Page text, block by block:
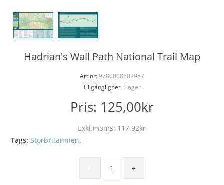
Hadrian's Wall Path National Trail Map
Art.nr:9780008602987
Tillgänglighet: I lager
Pris: 125,00kr
Exkl.moms: 117,92kr
Tags: Storbritannien,